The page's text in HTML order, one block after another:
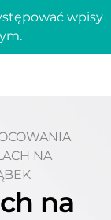
wpisy
NA
na